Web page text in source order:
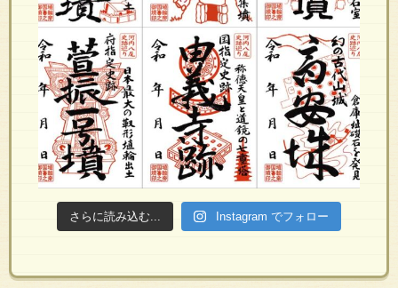
さらに読み込む... Instagram でフォロー